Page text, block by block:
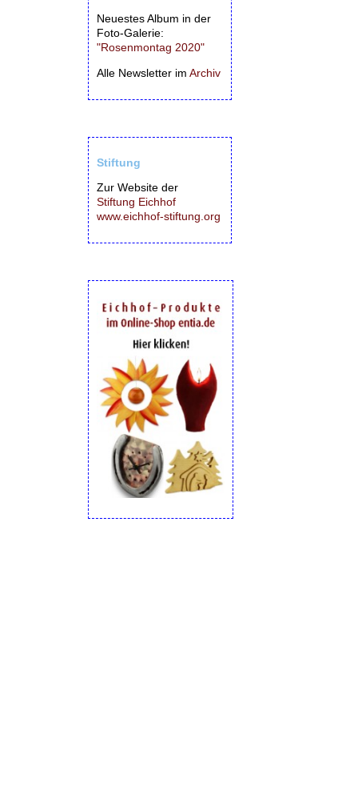
Neuestes Album in der
Foto-Galerie:
"Rosenmontag 2020"
Alle Newsletter im Archiv
Stiftung
Zur Website der
Stiftung Eichhof
www.eichhof-stiftung.org